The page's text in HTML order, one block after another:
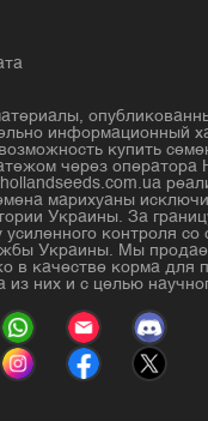
информационный
купить
через оператора
марихуаны
Украины. За
контроля со
Украины. Мы
в качестве корма для
из них и с целью